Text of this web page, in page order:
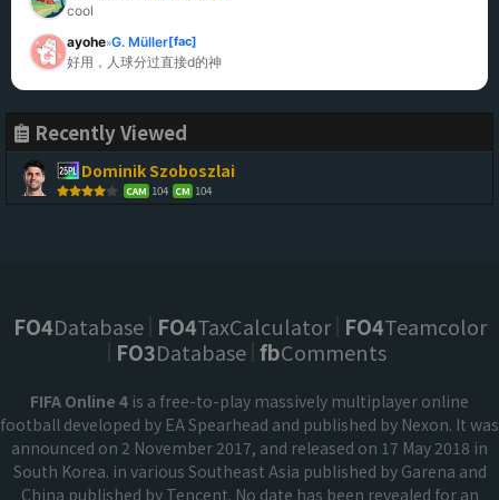
cool
ayohe»G. Müller[fac]
好用，人球分过直接d的神
Recently Viewed
Dominik Szoboszlai
CAM 104 CM 104
FO4Database FO4TaxCalculator FO4Teamcolor
FO3Database fbComments
FIFA Online 4 is a free-to-play massively multiplayer online
football developed by EA Spearhead and published by Nexon. It was
announced on 2 November 2017, and released on 17 May 2018 in
South Korea. in various Southeast Asia published by Garena and
China published by Tencent. No date has been revealed for an